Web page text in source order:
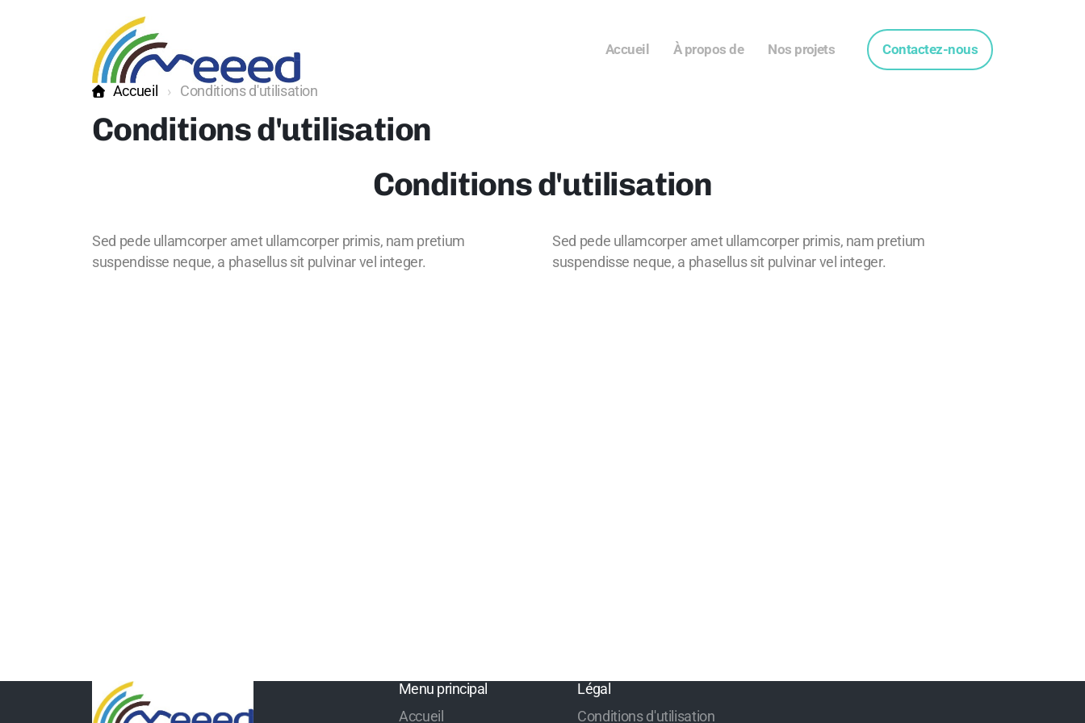
Accueil À propos de Nos projets Contactez-nous
Accueil Conditions d'utilisation
Conditions d'utilisation
Conditions d'utilisation
Sed pede ullamcorper amet ullamcorper primis, nam pretium
suspendisse neque, a phasellus sit pulvinar vel integer.
Sed pede ullamcorper amet ullamcorper primis, nam pretium
suspendisse neque, a phasellus sit pulvinar vel integer.
Menu principal
Accueil
Légal
Conditions d'utilisation